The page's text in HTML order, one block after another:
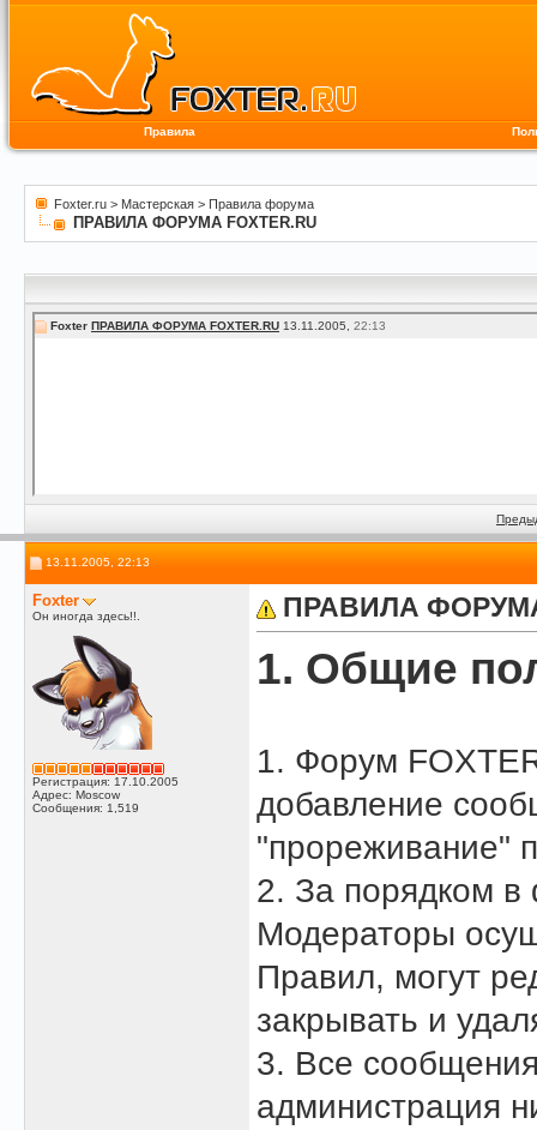
Правила
Foxter.ru > Мастерская > Правила форума
ПРАВИЛА ФОРУМА FOXTER.RU
Foxter ПРАВИЛА ФОРУМА FOXTER.RU 13.11.2005, 22:13
13.11.2005, 22:13
Foxter
Он иногда здесь!!.
Регистрация: 17.10.2005
Адрес: Moscow
Сообщения: 1,519
ПРАВИЛА ФОРУМА
1. Общие
1. Форум
добавление
"прореживание"
2. За порядком
Модераторы
Правил, могут
закрывать и
3. Все
администрация